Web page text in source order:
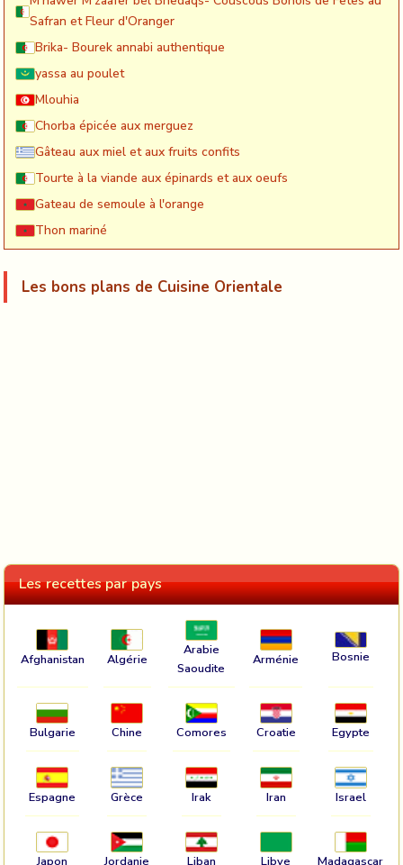
Safran et Fleur d'Oranger
Brika- Bourek annabi authentique
yassa au poulet
Mlouhia
Chorba épicée aux merguez
Gâteau aux miel et aux fruits confits
Tourte à la viande aux épinards et aux oeufs
Gateau de semoule à l'orange
Thon mariné
Les bons plans de Cuisine Orientale
Les recettes par pays
Afghanistan Algérie
Arabie
Saoudite
Arménie Bosnie
Bulgarie Chine Comores Croatie Egypte
Espagne Grèce Irak Iran Israel
Japon Jordanie Liban Libye Madagascar